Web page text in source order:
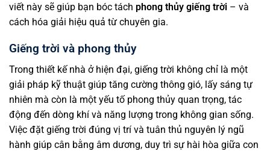
viết này sẽ giúp bạn bóc tách phong thủy giếng trời – và
cách hóa giải hiệu quả từ chuyên gia.
Giếng trời và phong thủy
Trong thiết kế nhà ở hiện đại, giếng trời không chỉ là một
giải pháp kỹ thuật giúp tăng cường thông gió, lấy sáng tự
nhiên mà còn là một yếu tố phong thủy quan trọng, tác
động đến dòng khí và năng lượng trong không gian sống.
Việc đặt giếng trời đúng vị trí và tuân thủ nguyên lý ngũ
hành giúp cân bằng âm dương, duy trì sự hài hòa giữa con